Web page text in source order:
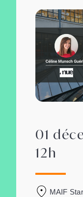
01
12h
MAIF